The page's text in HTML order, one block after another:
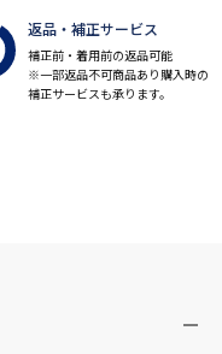
返品・補正サービス
補正前・着用前の返品可能
※一部返品不可商品あり購入時の
補正サービスも承ります。